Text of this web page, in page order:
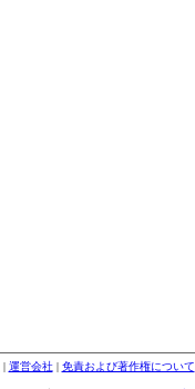
| 運営会社| 免責および著作権について